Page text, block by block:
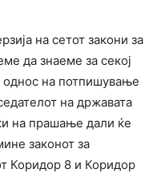
на сетот закони за
да знаеме за секој
однос на потпишување
на државата
на прашање дали ќе
законот за
Коридор 8 и Коридор